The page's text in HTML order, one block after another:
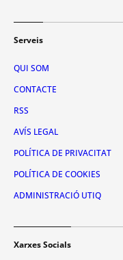
Serveis
QUI SOM
CONTACTE
RSS
AVÍS LEGAL
POLÍTICA DE PRIVACITAT
POLÍTICA DE COOKIES
ADMINISTRACIÓ UTIQ
Xarxes Socials